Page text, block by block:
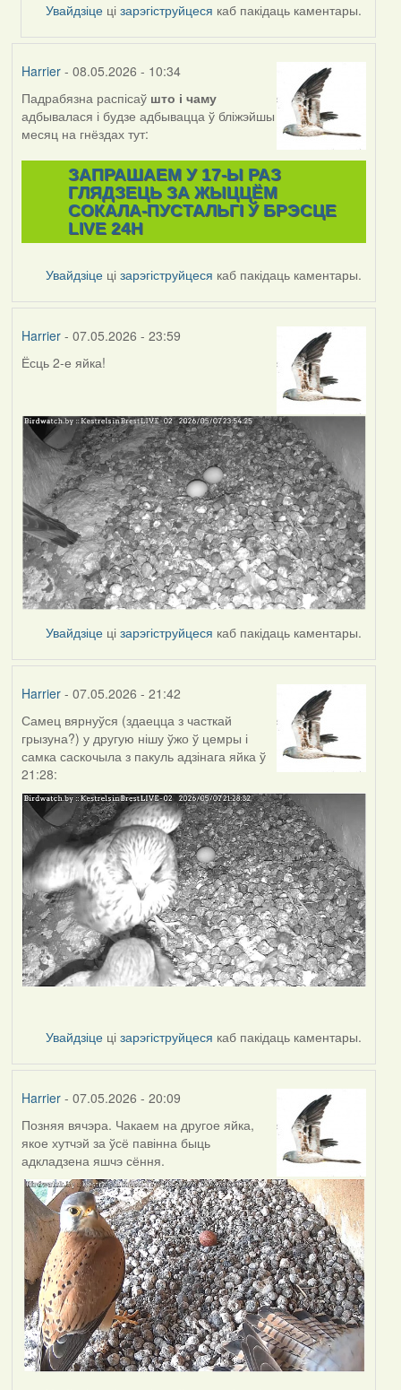
Feather
Увайдзіце цізарэгіструйцеся каб пакідаць каментары.
Harrier- 08.05.2026 - 10:34
Падрабязна распісаў што і чаму
адбывалася і будзе адбывацца ў бліжэйшы
месяц на гнёздах тут:
ЗАПРАШАЕМ У 17-Ы РАЗ
ГЛЯДЗЕЦЬ ЗА ЖЫЦЦЁМ
СОКАЛА-ПУСТАЛЬГІ Ў БРЭСЦЕ
LIVE 24H
Увайдзіце цізарэгіструйцеся каб пакідаць каментары.
Harrier- 07.05.2026 - 23:59
Ёсць 2-е яйка!
Увайдзіце цізарэгіструйцеся каб пакідаць каментары.
Harrier- 07.05.2026 - 21:42
Самец вярнуўся (здаецца з часткай
грызуна?) у другую нішу ўжо ў цемры і
самка саскочыла з пакуль адзінага яйка ў
21:28:
Увайдзіце цізарэгіструйцеся каб пакідаць каментары.
Harrier- 07.05.2026 - 20:09
Позняя вячэра. Чакаем на другое яйка,
якое хутчэй за ўсё павінна быць
адкладзена яшчэ сёння.